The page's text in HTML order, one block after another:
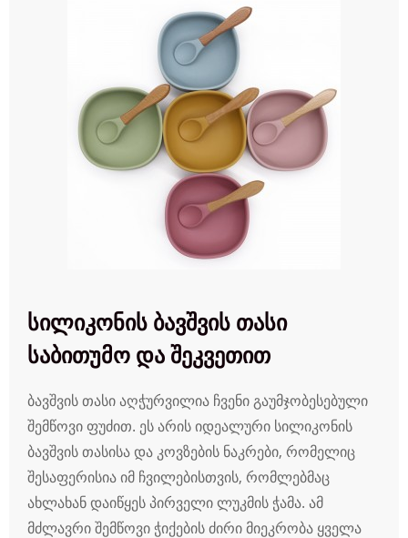
სილიკონის ბავშვის თასი
საბითუმო და შეკვეთით
ბავშვის თასი აღჭურვილია ჩვენი გაუმჯობესებული
შემწოვი ფუძით. ეს არის იდეალური სილიკონის
ბავშვის თასისა და კოვზების ნაკრები, რომელიც
შესაფერისია იმ ჩვილებისთვის, რომლებმაც
ახლახან დაიწყეს პირველი ლუკმის ჭამა. ამ
მძლავრი შემწოვი ჭიქების ძირი მიეკრობა ყველა